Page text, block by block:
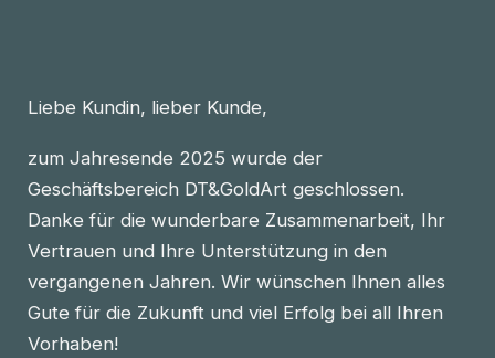
Liebe Kundin, lieber Kunde,
zum Jahresende 2025 wurde der
Geschäftsbereich DT&GoldArt geschlossen.
Danke für die wunderbare Zusammenarbeit, Ihr
Vertrauen und Ihre Unterstützung in den
vergangenen Jahren. Wir wünschen Ihnen alles
Gute für die Zukunft und viel Erfolg bei all Ihren
Vorhaben!